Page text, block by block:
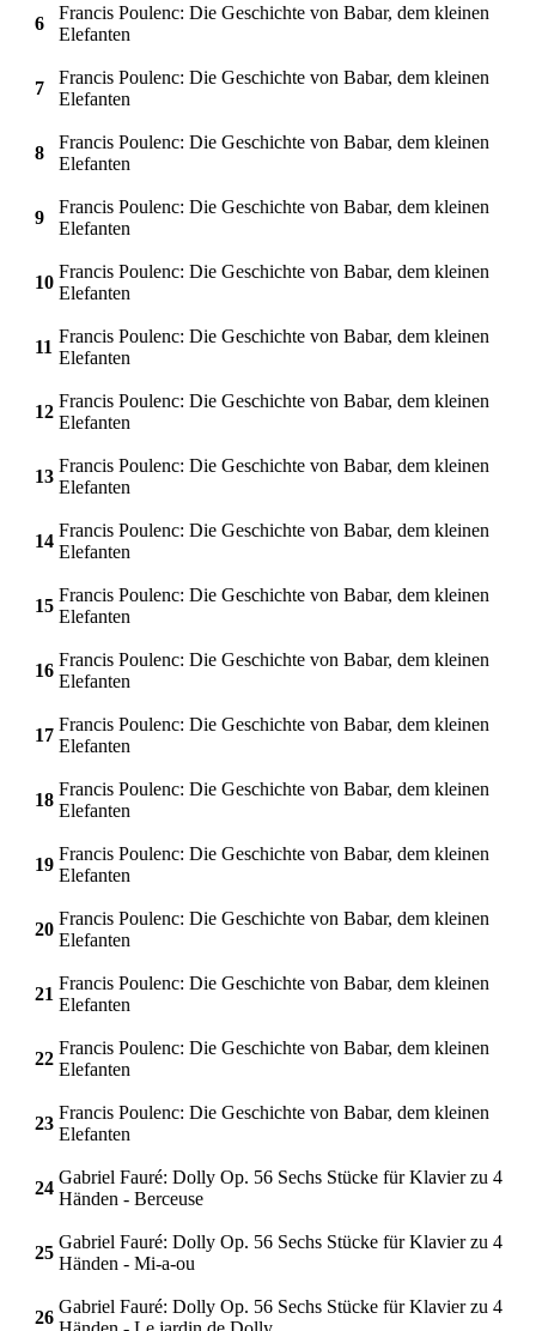
6
Francis Poulenc: Die Geschichte von Babar, dem kleinen
Elefanten
7
Francis Poulenc: Die Geschichte von Babar, dem kleinen
Elefanten
8
Francis Poulenc: Die Geschichte von Babar, dem kleinen
Elefanten
9
Francis Poulenc: Die Geschichte von Babar, dem kleinen
Elefanten
10
Francis Poulenc: Die Geschichte von Babar, dem kleinen
Elefanten
11
Francis Poulenc: Die Geschichte von Babar, dem kleinen
Elefanten
12
Francis Poulenc: Die Geschichte von Babar, dem kleinen
Elefanten
13
Francis Poulenc: Die Geschichte von Babar, dem kleinen
Elefanten
14
Francis Poulenc: Die Geschichte von Babar, dem kleinen
Elefanten
15
Francis Poulenc: Die Geschichte von Babar, dem kleinen
Elefanten
16
Francis Poulenc: Die Geschichte von Babar, dem kleinen
Elefanten
17
Francis Poulenc: Die Geschichte von Babar, dem kleinen
Elefanten
18
Francis Poulenc: Die Geschichte von Babar, dem kleinen
Elefanten
19
Francis Poulenc: Die Geschichte von Babar, dem kleinen
Elefanten
20
Francis Poulenc: Die Geschichte von Babar, dem kleinen
Elefanten
21
Francis Poulenc: Die Geschichte von Babar, dem kleinen
Elefanten
22
Francis Poulenc: Die Geschichte von Babar, dem kleinen
Elefanten
23
Francis Poulenc: Die Geschichte von Babar, dem kleinen
Elefanten
24
Gabriel Fauré: Dolly Op. 56 Sechs Stücke für Klavier zu 4
Händen - Berceuse
25
Gabriel Fauré: Dolly Op. 56 Sechs Stücke für Klavier zu 4
Händen - Mi-a-ou
26
Gabriel Fauré: Dolly Op. 56 Sechs Stücke für Klavier zu 4